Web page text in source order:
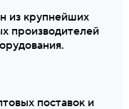
из крупнейших
производителей
поставок и